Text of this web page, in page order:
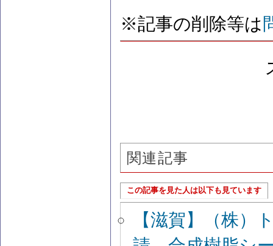
※記事の削除等は
関連記事
この記事を見た人は以下も見ています
【滋賀】（株）